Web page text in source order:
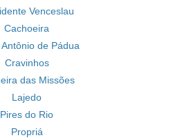
Venceslau
Cachoeira
de Pádua
Cravinhos
das Missões
Lajedo
Pires do Rio
Propriá